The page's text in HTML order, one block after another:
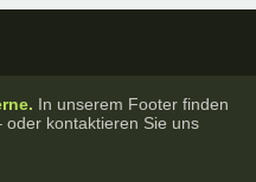
In unserem Footer finden
oder kontaktieren Sie uns